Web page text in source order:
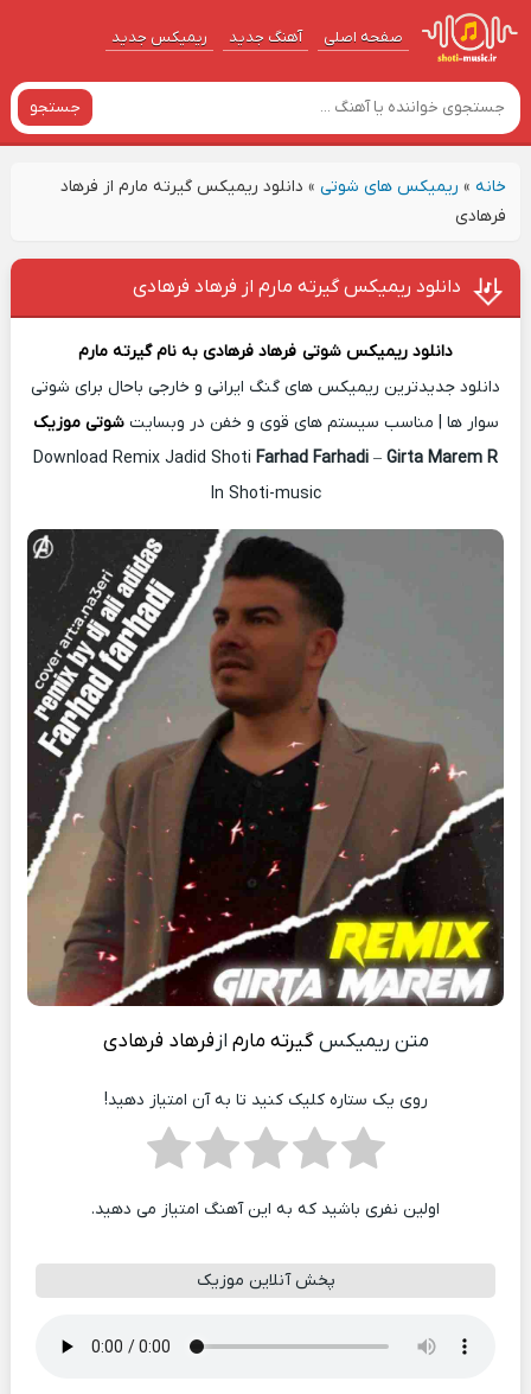
صفحه اصلی آهنگ‌ جدید ریمیکس جدید
جستجو
خانه» ریمیکس های شوتی» دانلود ریمیکس گیرته مارم از فرهاد
فرهادی
دانلود ریمیکس گیرته مارم از فرهاد فرهادی
دانلود ریمیکس شوتی فرهاد فرهادی به نامگیرته مارم
دانلود جدیدترین ریمیکس های گنگ ایرانی و خارجی باحال برای شوتی
سوار ها | مناسب سیستم های قوی و خفن در وبسایتشوتی موزیک
Download Remix Jadid Shoti Farhad Farhadi – Girta Marem R
In Shoti-music
متن ریمیکسگیرته مارم از فرهاد فرهادی
روی یک ستاره کلیک کنید تا به آن امتیاز دهید!
اولین نفری باشید که به این آهنگ امتیاز می دهید.
پخش آنلاین موزیک